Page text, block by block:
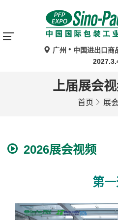
广州 中国进出口商
上届展会
首页 展
2026展会视频
第